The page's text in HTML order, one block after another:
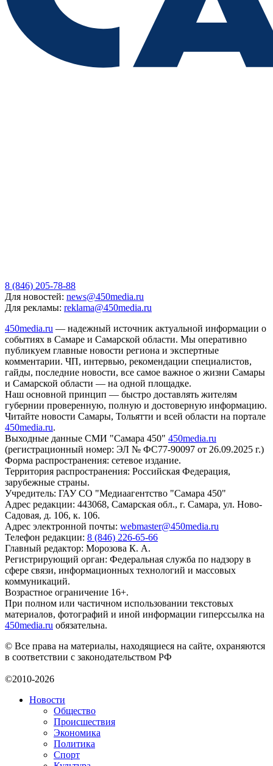
8 (846) 205-78-88
Для новостей: news@450media.ru
Для рекламы: reklama@450media.ru
450media.ru — надежный источник актуальной информации о
событиях в Самаре и Самарской области. Мы оперативно
публикуем главные новости региона и экспертные
комментарии. ЧП, интервью, рекомендации специалистов,
гайды, последние новости, все самое важное о жизни Самары
и Самарской области — на одной площадке.
Наш основной принцип — быстро доставлять жителям
губернии проверенную, полную и достоверную информацию.
Читайте новости Самары, Тольятти и всей области на портале
450media.ru.
Выходные данные СМИ "Самара 450" 450media.ru
(регистрационный номер: ЭЛ № ФС77-90097 от 26.09.2025 г.)
Форма распространения: сетевое издание.
Территория распространения: Российская Федерация,
зарубежные страны.
Учредитель: ГАУ СО "Медиаагентство "Самара 450"
Адрес редакции: 443068, Самарская обл., г. Самара, ул. Ново-
Садовая, д. 106, к. 106.
Адрес электронной почты: webmaster@450media.ru
Телефон редакции: 8 (846) 226-65-66
Главный редактор: Морозова К. А.
Регистрирующий орган: Федеральная служба по надзору в
сфере связи, информационных технологий и массовых
коммуникаций.
Возрастное ограничение 16+.
При полном или частичном использовании текстовых
материалов, фотографий и иной информации гиперссылка на
450media.ru обязательна.
© Все права на материалы, находящиеся на сайте, охраняются
в соответствии с законодательством РФ
©2010-2026
Новости
Общество
Происшествия
Экономика
Политика
Спорт